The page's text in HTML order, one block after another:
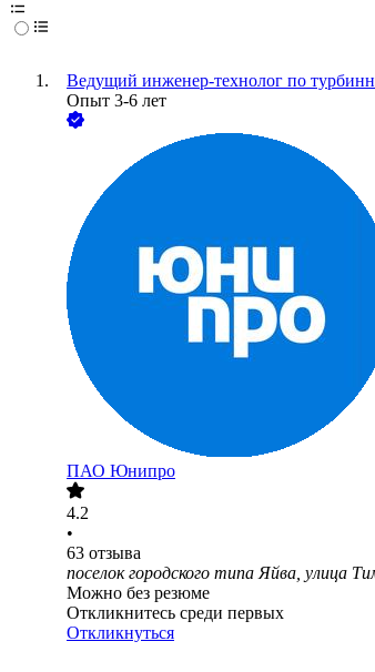
Ведущий инженер-технолог по
Опыт 3-6 лет
ПАО Юнипро
4.2
•
63 отзыва
поселок городского типа Яйва, улица
Можно без резюме
Откликнитесь среди первых
Откликнуться